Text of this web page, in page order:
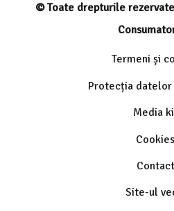
© Toate drepturile
Termeni și
Protecția datelor
Media
Cookies
Contact
Site-ul